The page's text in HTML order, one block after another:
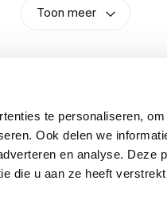
te personaliseren,
Ook delen we
en analyse. Deze
die u aan ze heeft
Toon meer